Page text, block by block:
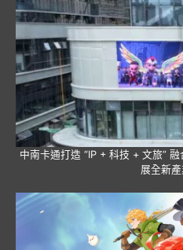
中南卡通打造 “IP + 科技 + 文旅”
展全新